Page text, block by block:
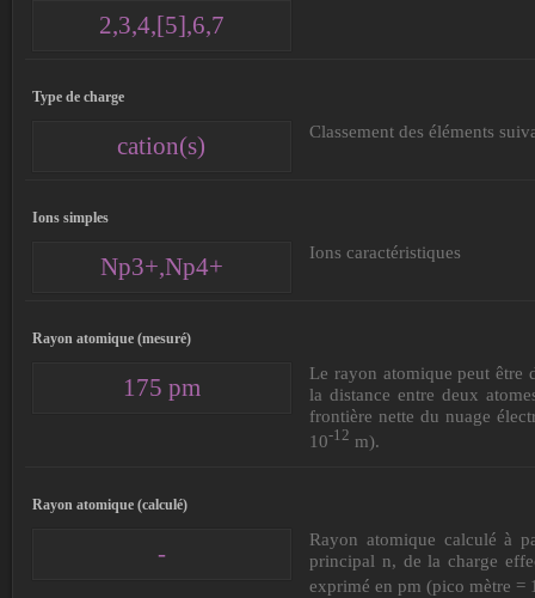
2,3,4,[5],6,7
Type de charge
cation(s)
Classement des éléments
Ions simples
Np3+,Np4+
Ions caractéristiques
Rayon atomique (mesuré)
175 pm
Le rayon atomique peut être
la distance entre deux
frontière nette du nuage
10-12 m).
Rayon atomique (calculé)
-
Rayon atomique calculé à
principal n, de la charge
exprimé en pm (pico mètre =